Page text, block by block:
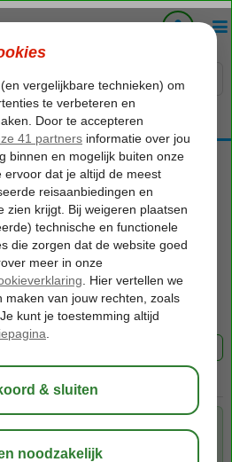
thuiskomen...
Kaart
criteria om toch mogelijkheden te